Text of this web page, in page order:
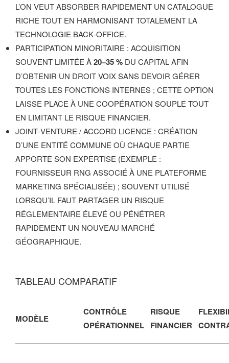
L’ON VEUT ABSORBER RAPIDEMENT UN CATALOGUE
RICHE TOUT EN HARMONISANT TOTALEMENT LA
TECHNOLOGIE BACK‑OFFICE.
PARTICIPATION MINORITAIRE : ACQUISITION
SOUVENT LIMITÉE À20–35 % DU CAPITAL AFIN
D’OBTENIR UN DROIT VOIX SANS DEVOIR GÉRER
TOUTES LES FONCTIONS INTERNES ; CETTE OPTION
LAISSE PLACE À UNE COOPÉRATION SOUPLE TOUT
EN LIMITANT LE RISQUE FINANCIER.
JOINT‑VENTURE / ACCORD LICENCE : CRÉATION
D’UNE ENTITÉ COMMUNE OÙ CHAQUE PARTIE
APPORTE SON EXPERTISE (EXEMPLE :
FOURNISSEUR RNG ASSOCIÉ À UNE PLATEFORME
MARKETING SPÉCIALISÉE) ; SOUVENT UTILISÉ
LORSQU’IL FAUT PARTAGER UN RISQUE
RÉGLEMENTAIRE ÉLEVÉ OU PÉNÉTRER
RAPIDEMENT UN NOUVEAU MARCHÉ
GÉOGRAPHIQUE.
TABLEAU COMPARATIF
MODÈLE
CONTRÔLE
OPÉRATIONNEL
RISQUE
FINANCIER